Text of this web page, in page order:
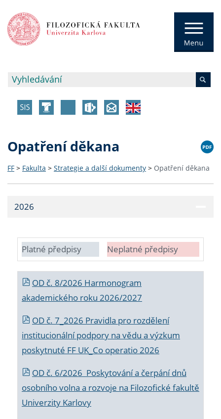
Opatření děkana
FF > Fakulta > Strategie a další dokumenty > Opatření děkana
2026
Platné předpisy Neplatné předpisy
OD č. 8/2026 Harmonogram
akademického roku 2026/2027
OD č. 7_2026 Pravidla pro rozdělení
institucionální podpory na vědu a výzkum
poskytnuté FF UK_Co operatio 2026
OD č. 6/2026 Poskytování a čerpání dnů
osobního volna a rozvoje na Filozofické fakultě
Univerzity Karlovy